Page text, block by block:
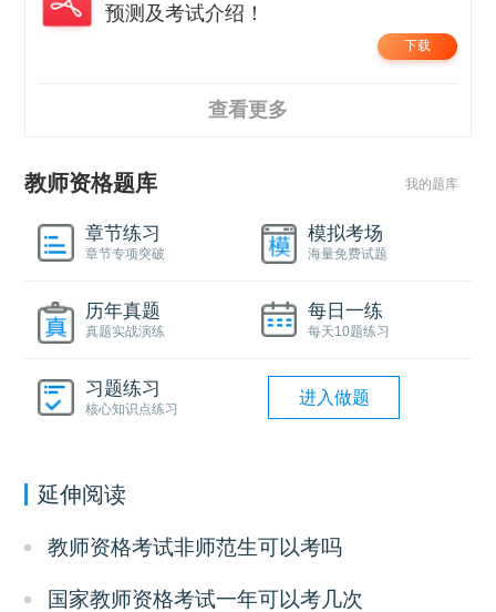
预测及考试介绍！
下载
查看更多
教师资格题库 我的题库
章节练习
章节专项突破
模拟考场
海量免费试题
历年真题
真题实战演练
每日一练
每天10题练习
习题练习
核心知识点练习
进入做题
延伸阅读
教师资格考试非师范生可以考吗
国家教师资格考试一年可以考几次